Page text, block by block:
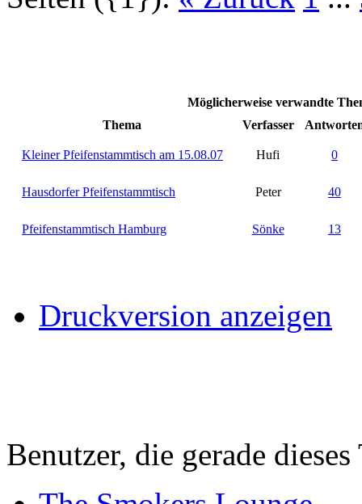
Möglicherweise verwandte
Thema
Verfasser
Kleiner Pfeifenstammtisch am 15.08.07 Hufi 0
Hausdorfer Pfeifenstammtisch Peter 40
Pfeifenstammtisch Hamburg Sönke 13
Druckversion anzeigen
Benutzer, die gerade